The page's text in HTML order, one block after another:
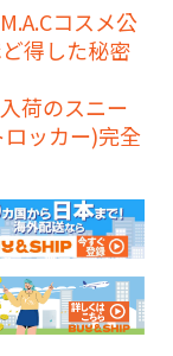
コスメ公
得した秘密
荷のスニー
ッカー)完全